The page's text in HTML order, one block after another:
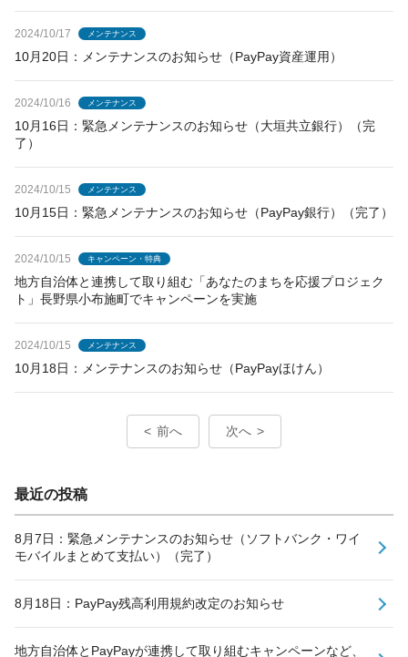
2024/10/17 メンテナンス
10月20日：メンテナンスのお知らせ（PayPay資産運用）
2024/10/16 メンテナンス
10月16日：緊急メンテナンスのお知らせ（大垣共立銀行）（完
了）
2024/10/15 メンテナンス
10月15日：緊急メンテナンスのお知らせ（PayPay銀行）（完了）
2024/10/15 キャンペーン・特典
地方自治体と連携して取り組む「あなたのまちを応援プロジェク
ト」長野県小布施町でキャンペーンを実施
2024/10/15 メンテナンス
10月18日：メンテナンスのお知らせ（PayPayほけん）
前へ 次へ
最近の投稿
8月7日：緊急メンテナンスのお知らせ（ソフトバンク・ワイ
モバイルまとめて支払い）（完了）
8月18日：PayPay残高利用規約改定のお知らせ
地方自治体とPayPayが連携して取り組むキャンペーンなど、